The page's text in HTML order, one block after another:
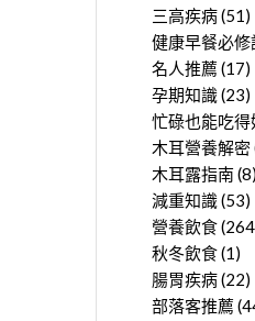
三高疾病(51)
健康早餐必修
名人推薦 (17)
孕期知識(23)
忙碌也能吃得
木耳營養解密
木耳露指南(8)
減重知識(53)
營養飲食
秋冬飲食(1)
腸胃疾病(22)
部落客推薦